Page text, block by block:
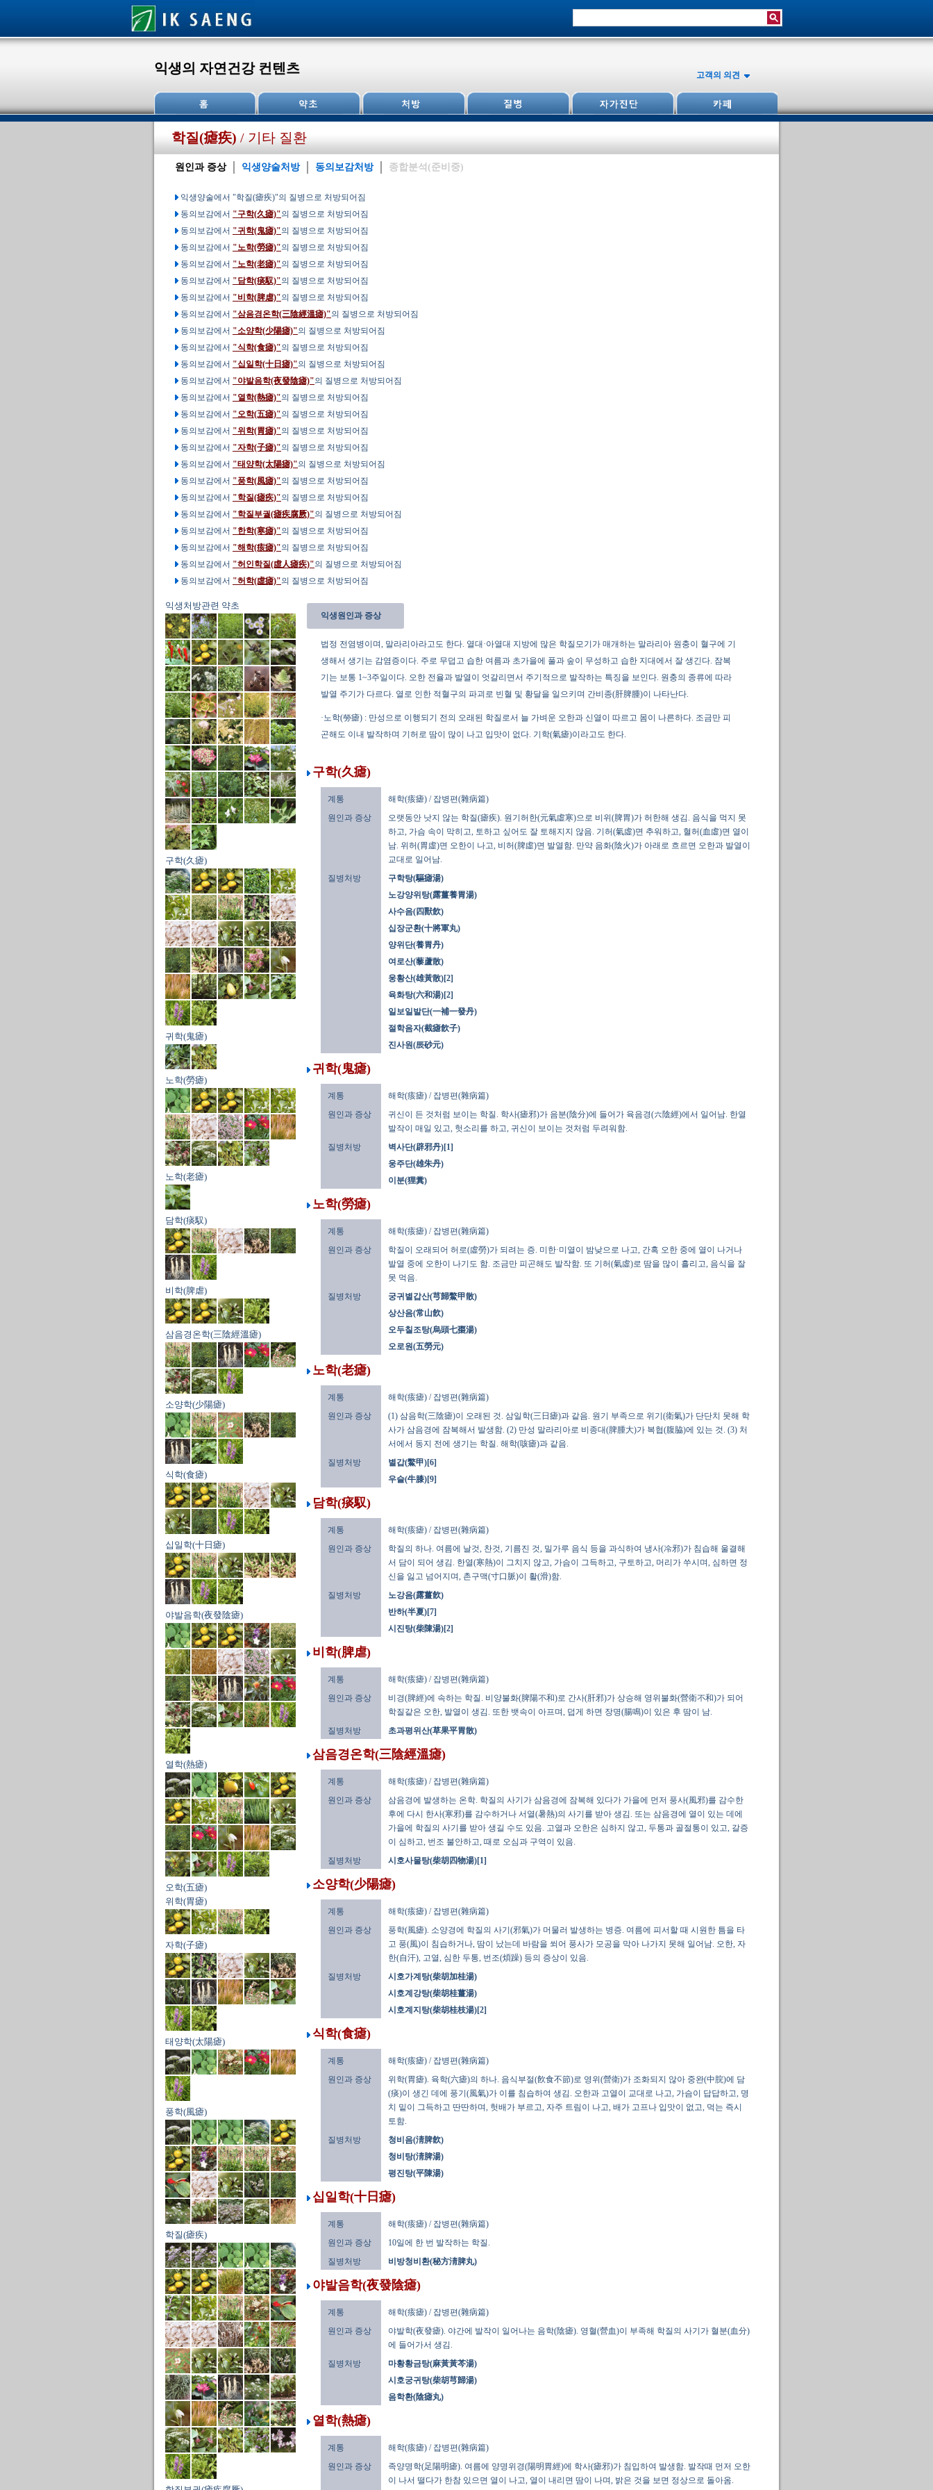
익생의 자연건강 컨텐츠 고객의 의견
학질(瘧疾) / 기타 질환
원인과 증상 익생양술처방 동의보감처방 종합분석(준비중)
익생양술에서 "학질(瘧疾)"의 질병으로 처방되어짐
동의보감에서 "구학(久瘧)"의 질병으로 처방되어짐
동의보감에서 "귀학(鬼瘧)"의 질병으로 처방되어짐
동의보감에서 "노학(勞瘧)"의 질병으로 처방되어짐
동의보감에서 "노학(老瘧)"의 질병으로 처방되어짐
동의보감에서 "담학(痰馭)"의 질병으로 처방되어짐
동의보감에서 "비학(脾虐)"의 질병으로 처방되어짐
동의보감에서 "삼음경온학(三陰經溫瘧)"의 질병으로 처방되어짐
동의보감에서 "소양학(少陽瘧)"의 질병으로 처방되어짐
동의보감에서 "식학(食瘧)"의 질병으로 처방되어짐
동의보감에서 "십일학(十日瘧)"의 질병으로 처방되어짐
동의보감에서 "야발음학(夜發陰瘧)"의 질병으로 처방되어짐
동의보감에서 "열학(熱瘧)"의 질병으로 처방되어짐
동의보감에서 "오학(五瘧)"의 질병으로 처방되어짐
동의보감에서 "위학(胃瘧)"의 질병으로 처방되어짐
동의보감에서 "자학(子瘧)"의 질병으로 처방되어짐
동의보감에서 "태양학(太陽瘧)"의 질병으로 처방되어짐
동의보감에서 "풍학(風瘧)"의 질병으로 처방되어짐
동의보감에서 "학질(瘧疾)"의 질병으로 처방되어짐
동의보감에서 "학질부궐(瘧疾腐厥)"의 질병으로 처방되어짐
동의보감에서 "한학(寒瘧)"의 질병으로 처방되어짐
동의보감에서 "해학(痎瘧)"의 질병으로 처방되어짐
동의보감에서 "허인학질(虛人瘧疾)"의 질병으로 처방되어짐
동의보감에서 "허학(虛瘧)"의 질병으로 처방되어짐
익생처방관련 약초
구학(久瘧)
귀학(鬼瘧)
노학(勞瘧)
노학(老瘧)
담학(痰馭)
비학(脾虐)
삼음경온학(三陰經溫瘧)
소양학(少陽瘧)
식학(食瘧)
십일학(十日瘧)
야발음학(夜發陰瘧)
열학(熱瘧)
오학(五瘧)
위학(胃瘧)
자학(子瘧)
태양학(太陽瘧)
풍학(風瘧)
학질(瘧疾)
익생원인과 증상
법정 전염병이며, 말라리아라고도 한다. 열대·아열대 지방에 많은 학질모기가 매개하는 말라리아 원충이 혈구에 기
생해서 생기는 감염증이다. 주로 무덥고 습한 여름과 초가을에 풀과 숲이 무성하고 습한 지대에서 잘 생긴다. 잠복
기는 보통 1~3주일이다. 오한 전율과 발열이 엇갈리면서 주기적으로 발작하는 특징을 보인다. 원충의 종류에 따라
발열 주기가 다르다. 열로 인한 적혈구의 파괴로 빈혈 및 황달을 일으키며 간비종(肝脾腫)이 나타난다.
·노학(勞瘧) : 만성으로 이행되기 전의 오래된 학질로서 늘 가벼운 오한과 신열이 따르고 몸이 나른하다. 조금만 피
곤해도 이내 발작하며 기허로 땀이 많이 나고 입맛이 없다. 기학(氣瘧)이라고도 한다.
구학(久瘧)
계통
해학(痎瘧) / 잡병편(雜病篇)
원인과 증상
오랫동안 낫지 않는 학질(瘧疾). 원기허한(元氣虛寒)으로 비위(脾胃)가 허한해 생김. 음식을 먹지 못
하고, 가슴 속이 막히고, 토하고 싶어도 잘 토해지지 않음. 기허(氣虛)면 추워하고, 혈허(血虛)면 열이
남. 위허(胃虛)면 오한이 나고, 비허(脾虛)면 발열함. 만약 음화(陰火)가 아래로 흐르면 오한과 발열이
교대로 일어남.
질병처방
구학탕(驅瘧湯)
노강양위탕(露薑養胃湯)
사수음(四獸飮)
십장군환(十將軍丸)
양위단(養胃丹)
여로산(藜蘆散)
웅황산(雄黃散)[2]
육화탕(六和湯)[2]
일보일발단(一補一發丹)
절학음자(截瘧飮子)
진사원(辰砂元)
귀학(鬼瘧)
계통
해학(痎瘧) / 잡병편(雜病篇)
원인과 증상
귀신이 든 것처럼 보이는 학질. 학사(瘧邪)가 음분(陰分)에 들어가 육음경(六陰經)에서 일어남. 한열
발작이 매일 있고, 헛소리를 하고, 귀신이 보이는 것처럼 두려워함.
질병처방
벽사단(辟邪丹)[1]
웅주단(雄朱丹)
이분(狸糞)
노학(勞瘧)
계통
해학(痎瘧) / 잡병편(雜病篇)
원인과 증상
학질이 오래되어 허로(虛勞)가 되려는 증. 미한·미열이 밤낮으로 나고, 간혹 오한 중에 열이 나거나
발열 중에 오한이 나기도 함. 조금만 피곤해도 발작함. 또 기허(氣虛)로 땀을 많이 흘리고, 음식을 잘
못 먹음.
질병처방
궁귀별갑산(芎歸鱉甲散)
상산음(常山飮)
오두칠조탕(烏頭七棗湯)
오로원(五勞元)
노학(老瘧)
계통
해학(痎瘧) / 잡병편(雜病篇)
원인과 증상
(1) 삼음학(三陰瘧)이 오래된 것. 삼일학(三日瘧)과 같음. 원기 부족으로 위기(衛氣)가 단단치 못해 학
사가 삼음경에 잠복해서 발생함. (2) 만성 말라리아로 비종대(脾腫大)가 복협(腹脇)에 있는 것. (3) 처
서에서 동지 전에 생기는 학질. 해학(咳瘧)과 같음.
질병처방
별갑(鱉甲)[6]
우슬(牛膝)[9]
담학(痰馭)
계통
해학(痎瘧) / 잡병편(雜病篇)
원인과 증상
학질의 하나. 여름에 날것, 찬것, 기름진 것, 밀가루 음식 등을 과식하여 냉사(冷邪)가 침습해 울결해
서 담이 되어 생김. 한열(寒熱)이 그치지 않고, 가슴이 그득하고, 구토하고, 머리가 쑤시며, 심하면 정
신을 잃고 넘어지며, 촌구맥(寸口脈)이 활(滑)함.
질병처방
노강음(露薑飮)
반하(半夏)[7]
시진탕(柴陳湯)[2]
비학(脾虐)
계통
해학(痎瘧) / 잡병편(雜病篇)
원인과 증상
비경(脾經)에 속하는 학질. 비양불화(脾陽不和)로 간사(肝邪)가 상승해 영위불화(營衛不和)가 되어
학질같은 오한, 발열이 생김. 또한 뱃속이 아프며, 덥게 하면 장명(腸鳴)이 있은 후 땀이 남.
질병처방
초과평위산(草果平胃散)
삼음경온학(三陰經溫瘧)
계통
해학(痎瘧) / 잡병편(雜病篇)
원인과 증상
삼음경에 발생하는 온학. 학질의 사기가 삼음경에 잠복해 있다가 가을에 먼저 풍사(風邪)를 감수한
후에 다시 한사(寒邪)를 감수하거나 서열(暑熱)의 사기를 받아 생김. 또는 삼음경에 열이 있는 데에
가을에 학질의 사기를 받아 생길 수도 있음. 고열과 오한은 심하지 않고, 두통과 골절통이 있고, 갈증
이 심하고, 번조 불안하고, 때로 오심과 구역이 있음.
질병처방
시호사물탕(柴胡四物湯)[1]
소양학(少陽瘧)
계통
해학(痎瘧) / 잡병편(雜病篇)
원인과 증상
풍학(風瘧). 소양경에 학질의 사기(邪氣)가 머물러 발생하는 병증. 여름에 피서할 때 시원한 틈을 타
고 풍(風)이 침습하거나, 땀이 났는데 바람을 쐬어 풍사가 모공을 막아 나가지 못해 일어남. 오한, 자
한(自汗), 고열, 심한 두통, 번조(煩躁) 등의 증상이 있음.
질병처방
시호가계탕(柴胡加桂湯)
시호계강탕(柴胡桂薑湯)
시호계지탕(柴胡桂枝湯)[2]
식학(食瘧)
계통
해학(痎瘧) / 잡병편(雜病篇)
원인과 증상
위학(胃瘧). 육학(六瘧)의 하나. 음식부절(飮食不節)로 영위(營衛)가 조화되지 않아 중완(中脘)에 담
(痰)이 생긴 데에 풍기(風氣)가 이를 침습하여 생김. 오한과 고열이 교대로 나고, 가슴이 답답하고, 명
치 밑이 그득하고 딴딴하며, 헛배가 부르고, 자주 트림이 나고, 배가 고프나 입맛이 없고, 먹는 즉시
토함.
질병처방
청비음(淸脾飮)
청비탕(淸脾湯)
평진탕(平陳湯)
십일학(十日瘧)
계통
해학(痎瘧) / 잡병편(雜病篇)
원인과 증상
10일에 한 번 발작하는 학질.
질병처방
비방청비환(秘方淸脾丸)
야발음학(夜發陰瘧)
계통
해학(痎瘧) / 잡병편(雜病篇)
원인과 증상
야발학(夜發瘧). 야간에 발작이 일어나는 음학(陰瘧). 영혈(營血)이 부족해 학질의 사기가 혈분(血分)
에 들어가서 생김.
질병처방
마황황금탕(麻黃黃芩湯)
시호궁귀탕(柴胡芎歸湯)
음학환(陰瘧丸)
열학(熱瘧)
계통
해학(痎瘧) / 잡병편(雜病篇)
원인과 증상
족양명학(足陽明瘧). 여름에 양명위경(陽明胃經)에 학사(瘧邪)가 침입하여 발생함. 발작때 먼저 오한
이 나서 떨다가 한참 있으면 열이 나고, 열이 내리면 땀이 나며, 밝은 것을 보면 정상으로 돌아옴.